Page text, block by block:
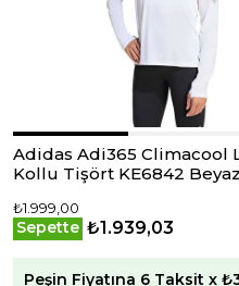
Adidas Adi365 Climacool
Kollu Tişört KE6842 Beyaz
₺1.999,00
Sepette ₺1.939,03
Peşin Fiyatına 6 Taksit x